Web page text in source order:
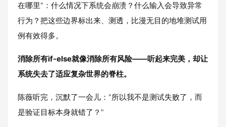
在哪里"：什么情况下系统会崩溃？什么输入会导致异常
行为？把这些边界标出来、测透，比漫无目的地堆测试用
例有效得多。
消除所有if-else就像消除所有风险——听起来完美，却让
系统失去了适应复杂世界的脊柱。
陈薇听完，沉默了一会儿："所以我不是测试失败了，而
是验证目标本身就错了？"